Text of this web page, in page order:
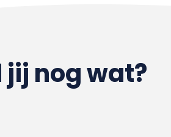
jij nog wat?